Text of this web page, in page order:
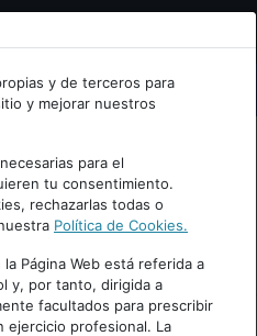
Cancelar
y de terceros para
y mejorar nuestros
para el
tu consentimiento.
rechazarlas todas o
Política de Cookies.
Página Web está referida a
y, por tanto, dirigida a
facultados para prescribir
ejercicio profesional. La